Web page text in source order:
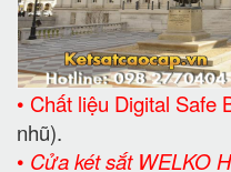
• Chất liệu Digital Safe
nhũ).
• Cửa két sắt WELKO